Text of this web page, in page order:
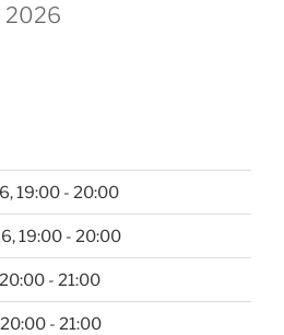
2026
19:00 - 20:00
19:00 - 20:00
- 21:00
- 21:00